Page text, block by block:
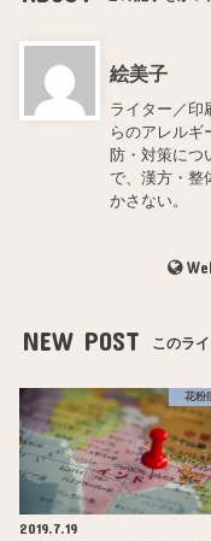
絵美子
ライター／印
らのアレルギ
防・対策につ
で、漢方・整
かさない。
NEW POST このラ
花粉
2019.7.19